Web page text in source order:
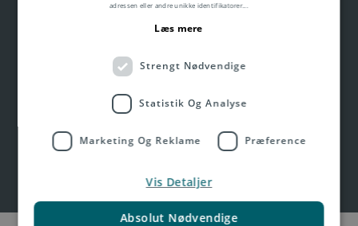
Vores løsninger gør din e-handel
på tværs af grænser enkel og
pålidelig, understøtter din
ordrebehandling, webshop og
internationale levering.
adressen eller andre unikke identifikatorer...
Læs mere
Strengt Nødvendige
Statistik Og Analyse
Marketing Og Reklame Præference
Absolut Nødvendige
Vis Detaljer